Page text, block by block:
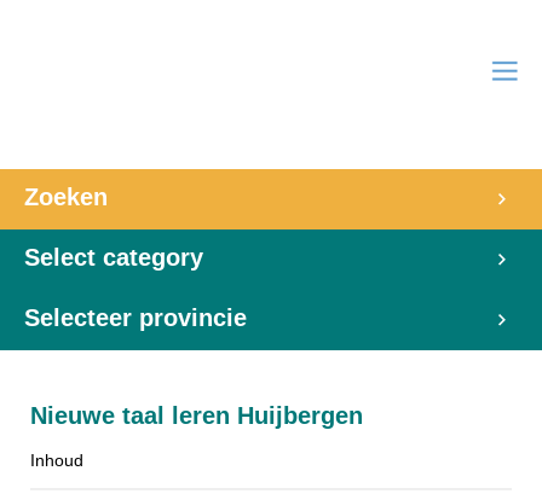
Zoeken
Select category
Selecteer provincie
Nieuwe taal leren Huijbergen
Inhoud